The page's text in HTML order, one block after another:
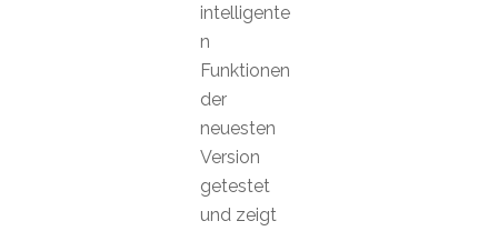
intelligente
n
Funktionen
der
neuesten
Version
getestet
und zeigt